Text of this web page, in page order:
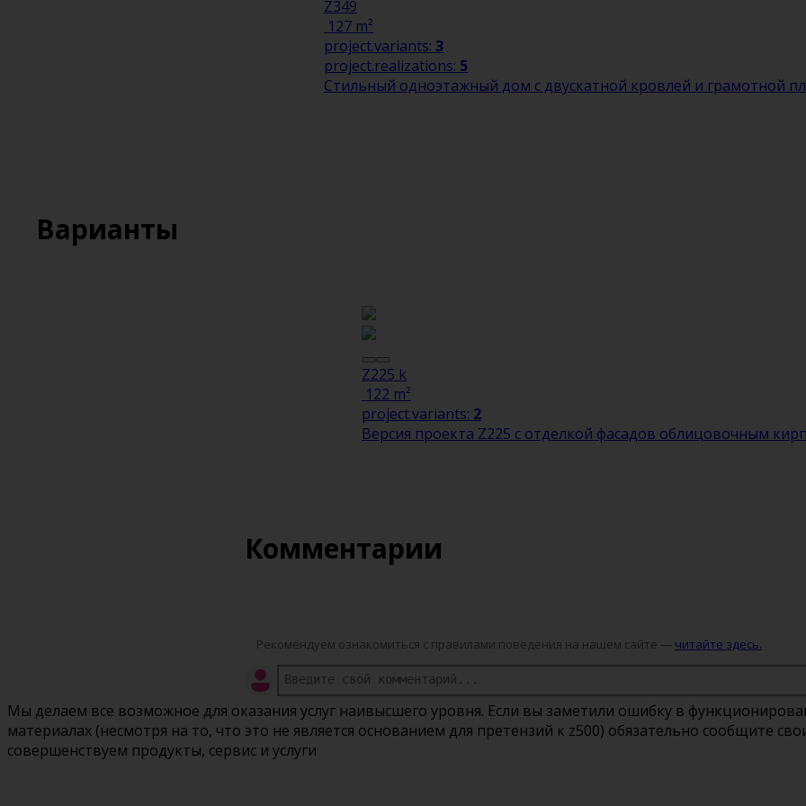
Z349
127 m²
project.variants: 3
project.realizations: 5
Стильный одноэтажный дом с двускатной кровлей и грамотной
Варианты
Z225 k
122 m²
project.variants: 2
Версия проекта Z225 c отделкой фасадов облицовочным
Комментарии
Рекомендуем ознакомиться с правилами поведения на нашем сайте — читайте здесь.
Мы делаем все возможное для оказания услуг наивысшего уровня. Если вы заметили ошибку в
материалах (несмотря на то, что это не является основанием для претензий к z500) обязательно сообщите
совершенствуем продукты, сервис и услуги